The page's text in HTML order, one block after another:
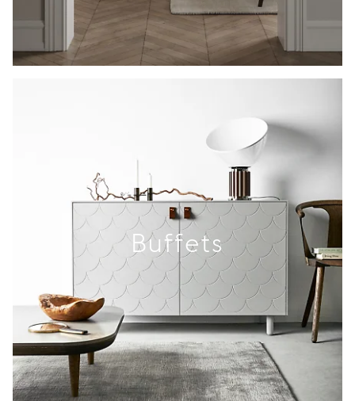
Buffets